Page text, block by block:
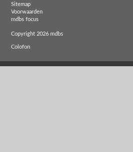
Sitemap
Voorwaarden
mdbs focus
Copyright 2026 mdbs
Colofon